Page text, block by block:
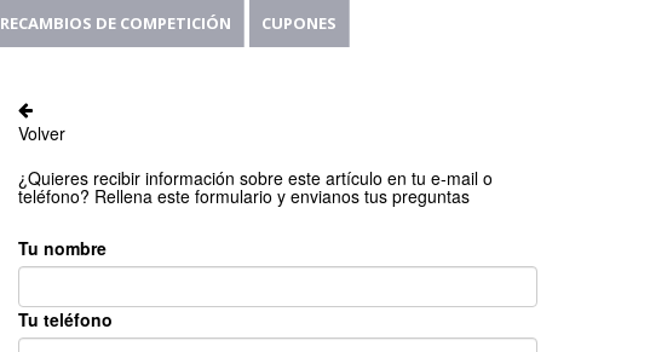
RECAMBIOS DE COMPETICIÓN CUPONES
Volver
¿Quieres recibir información sobre este artículo en tu e-mail o
teléfono? Rellena este formulario y envianos tus preguntas
Tu nombre
Tu teléfono